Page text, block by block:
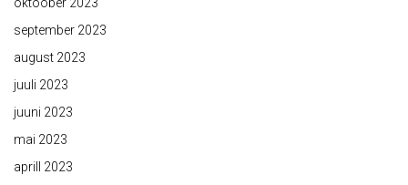
september 2023
august 2023
juuli 2023
juuni 2023
mai 2023
aprill 2023